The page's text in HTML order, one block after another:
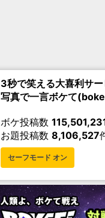
3秒で笑える大喜利サー
写真で一言ボケて
ボケ投稿数
お題投稿数 8,106,527
セーフモード オン